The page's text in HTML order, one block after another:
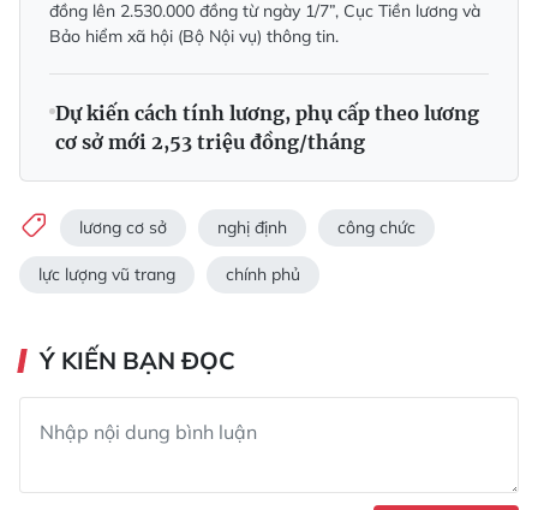
đồng lên 2.530.000 đồng từ ngày 1/7”, Cục Tiền lương và
Bảo hiểm xã hội (Bộ Nội vụ) thông tin.
Dự kiến cách tính lương, phụ cấp theo lương
cơ sở mới 2,53 triệu đồng/tháng
lương cơ sở nghị định công chức
lực lượng vũ trang chính phủ
Ý KIẾN BẠN ĐỌC